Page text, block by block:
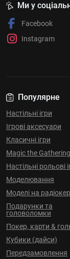
Популярне
Настільні ігри
Ігрові аксесуари
Класичні ігри
Magic the Gathering
Настільні рольові
Моделювання
Моделі на
Подарунки та
головоломки
Покер, карти &
Кубики (дайси)
Передзамовлення
Ми у
Facebook
Instagram